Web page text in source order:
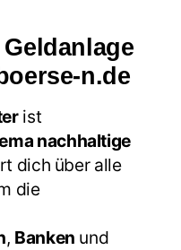
n.de
ist
nachhaltige
dich über alle
die
, Banken und